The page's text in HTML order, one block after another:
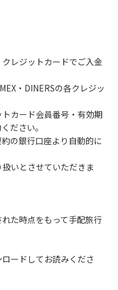
ンに出してください。
る焚き火、キャンプフ
ウナの設置
は、上流で雨が降ると短
変危険な状態になりや
る事故が数件起きてい
い。
ない。
雨が降らなくても、上
ので、水の濁りに注意
での遊びを中止する。
から川についての注意
レジットカードでご入金
・DINERSの各クレジッ
カード会員番号・有効期
ださい。
の銀行口座より自動的に
いとさせていただきま
た時点をもって手配旅行
ードしてお読みくださ